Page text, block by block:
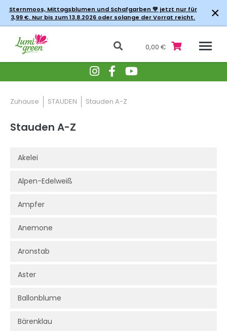
Sternmoos, Mittagsblumen und Schafgarben 💚 jetzt nur für
3,99 €. Nur bis zum 13.8.2026 oder solange der Vorrat reicht.
×
0,00 €
Zuhause STAUDEN Stauden A-Z
Stauden A-Z
Akelei
Alpen-Edelweiß
Ampfer
Anemone
Aronstab
Aster
Ballonblume
Bärenklau